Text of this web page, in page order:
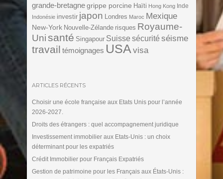
grande-bretagne grippe porcine Haïti Hong Kong Inde
Indonésie investir japon Londres Maroc Mexique
New-York Nouvelle-Zélande risques Royaume-
Unisanté Singapour Suisse sécurité séisme
travail témoignages USA visa
ARTICLES RÉCENTS
Choisir une école française aux Etats Unis pour l’année
2026-2027.
Droits des étrangers : quel accompagnement juridique
Investissement immobilier aux Etats-Unis : un choix
déterminant pour les expatriés
Crédit Immobilier pour Français Expatriés
Gestion de patrimoine pour les Français aux États-Unis :